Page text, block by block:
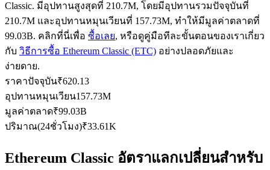
คัดลอกการซื้อขาย
เข้าร่วมกับเทรดเดอร์ชั้นนำ
Classic. มีอุปทานสูงสุดที่ 210.7M, โดยมีอุปทานรวมปัจจุบันที่
210.7M และอุปทานหมุนเวียนที่ 157.73M, ทำให้มีมูลค่าตลาดที่
99.03B. คลิกที่นี่เพื่อ ซื้อเลย, หรือดูคู่มือทีละขั้นตอนของเราเกี่ยว
กับ วิธีการซื้อ Ethereum Classic (ETC) อย่างปลอดภัยและ
ง่ายดาย.
ราคาปัจจุบัน₹620.13
อุปทานหมุนเวียน157.73M
มูลค่าตลาด₹99.03B
ปริมาณ(24ชั่วโมง)₹33.61K
Ethereum Classic อัตราแลกเปลี่ยนสำหรับ